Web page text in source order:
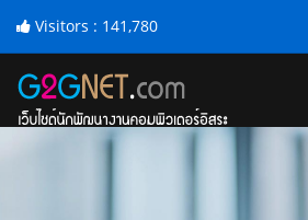
Visitors : 141,780